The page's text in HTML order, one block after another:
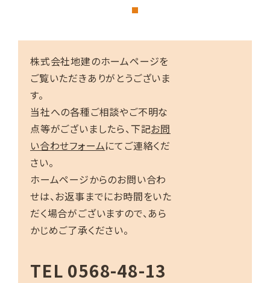
株式会社地建のホームページを
ご覧いただきありがとうございま
す。
当社への各種ご相談やご不明な
点等がございましたら、下記お問
い合わせフォームにてご連絡くだ
さい。
ホームページからのお問い合わ
せは、お返事までにお時間をいた
だく場合がございますので、あら
かじめご了承ください。
TEL 0568-48-13